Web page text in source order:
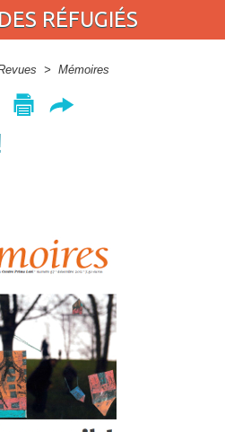
RÉFUGIÉS
> Mémoires